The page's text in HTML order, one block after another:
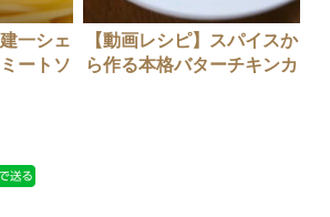
一シェ
ートソ
【動画レシピ】スパイスか
ら作る本格バターチキンカ